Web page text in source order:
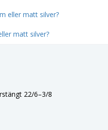
eller matt silver?
matt silver?
22/6–3/8